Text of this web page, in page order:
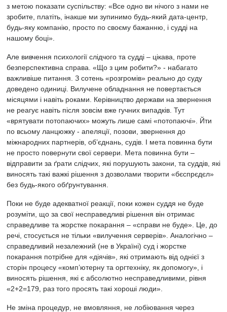
з метою показати суспільству: «Все одно ви нічого з нами не
зробите, платіть, інакше ми зупинимо будь-який дата-центр,
будь-яку компанію, просто по своєму бажанню, і судді на
нашому боці».
Але вивчення психології слідчого та судді – цікава, проте
безперспективна справа. «Що з цим робити?» - набагато
важливіше питання. З сотень «розгромів» реально до суду
доведено одиниці. Вилучене обладнання не повертається
місяцями і навіть роками. Керівництво держави на звернення
не реагує навіть після зовсім вже гучних випадків. Тут
«врятувати потопаючих» можуть лише самі «потопаючі». Йти
по всьому ланцюжку - апеляції, позови, звернення до
міжнародних партнерів, об’єднань, судів. І мета повинна бути
не просто повернути свої сервери. Мета повинна бути –
відправити за ґрати слідчих, які порушують закони, та суддів, які
виносять такі важкі рішення з дозволами творити «бєспрєдєл»
без будь-якого обґрунтування.
Поки не буде адекватної реакції, поки кожен суддя не буде
розуміти, що за свої несправедливі рішення він отримає
справедливе та жорстке покарання – «справи не буде». Це, до
речі, стосується не тільки «вилучення серверів». Аналогічно –
справедливий незалежний (не в Україні) суд і жорстке
покарання потрібне для «діячів», які отримають від однієї з
сторін процесу «комп’ютерну та оргтехніку, як допомогу», і
виносять рішення, які є абсолютно несправедливими, рівня
«2+2=179, раз того просять такі хороші люди».
Не зміна процедур, не вмовляння, не лобіювання через